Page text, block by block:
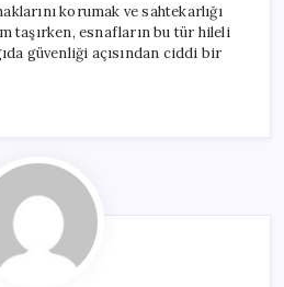
korumak ve sahtekarlığı
taşırken, esnafların bu tür hileli
güvenliği açısından ciddi bir